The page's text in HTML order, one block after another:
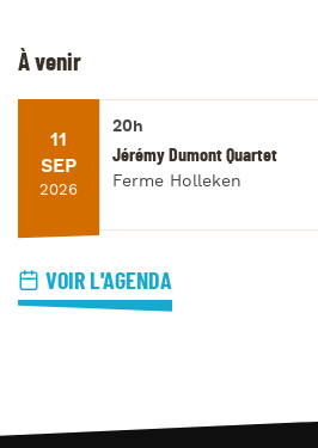
À venir
11
SEP
2026
20h
Jérémy Dumont Quartet
Ferme Holleken
VOIR L'AGENDA